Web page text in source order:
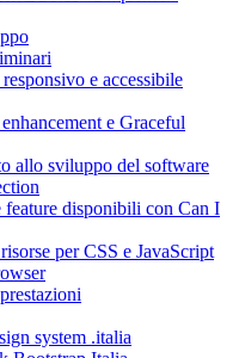
e accessibile
e Graceful
allo sviluppo del software
feature disponibili con Can I
per CSS e JavaScript
system .italia